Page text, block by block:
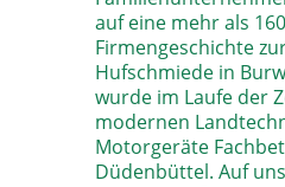
auf eine mehr als
Firmengeschichte
Hufschmiede in
wurde im Laufe der
modernen
Motorgeräte
Düdenbüttel. Auf